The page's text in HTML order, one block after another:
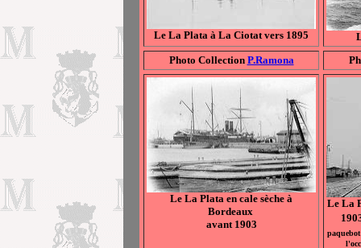
Le La Plata à La Ciotat vers 1895
Photo Collection P.Ramona
Le La Plata en cale sèche à
Bordeaux
avant 1903
Le La